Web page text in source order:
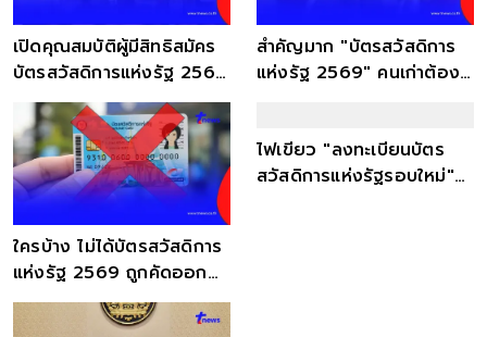
เปิดคุณสมบัติผู้มีสิทธิสมัคร
บัตรสวัสดิการแห่งรัฐ 2569
รอบใหม่
สำคัญมาก "บัตรสวัสดิการ
แห่งรัฐ 2569" คนเก่าต้องรู้
ใครบ้าง ไม่ได้บัตรสวัสดิการ
แห่งรัฐ 2569 ถูกคัดออก
หมดสิทธิ
ไฟเขียว "ลงทะเบียนบัตร
สวัสดิการแห่งรัฐรอบใหม่"